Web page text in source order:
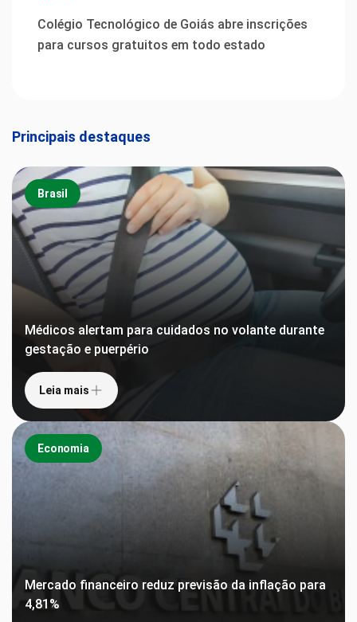
Colégio Tecnológico de Goiás abre inscrições
para cursos gratuitos em todo estado
Principais destaques
Brasil
Médicos alertam para cuidados no volante durante
gestação e puerpério
Leia mais
Economia
Mercado financeiro reduz previsão da inflação para
4,81%